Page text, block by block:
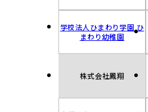
学校法人ひまわり学園 ひ
まわり幼稚園
株式会社鳳翔